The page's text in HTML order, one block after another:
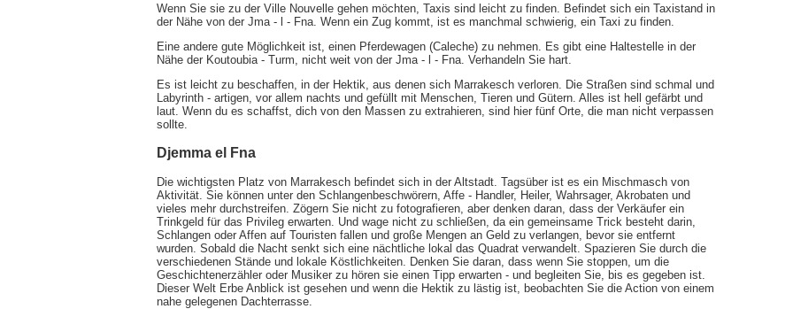
Wenn Sie sie zu der Ville Nouvelle gehen möchten, Taxis sind leicht zu finden. Befindet sich ein Taxistand in
der Nähe von der Jma - l - Fna. Wenn ein Zug kommt, ist es manchmal schwierig, ein Taxi zu finden.
Eine andere gute Möglichkeit ist, einen Pferdewagen (Caleche) zu nehmen. Es gibt eine Haltestelle in der
Nähe der Koutoubia - Turm, nicht weit von der Jma - l - Fna. Verhandeln Sie hart.
Es ist leicht zu beschaffen, in der Hektik, aus denen sich Marrakesch verloren. Die Straßen sind schmal und
Labyrinth - artigen, vor allem nachts und gefüllt mit Menschen, Tieren und Gütern. Alles ist hell gefärbt und
laut. Wenn du es schaffst, dich von den Massen zu extrahieren, sind hier fünf Orte, die man nicht verpassen
sollte.
Djemma el Fna
Die wichtigsten Platz von Marrakesch befindet sich in der Altstadt. Tagsüber ist es ein Mischmasch von
Aktivität. Sie können unter den Schlangenbeschwörern, Affe - Handler, Heiler, Wahrsager, Akrobaten und
vieles mehr durchstreifen. Zögern Sie nicht zu fotografieren, aber denken daran, dass der Verkäufer ein
Trinkgeld für das Privileg erwarten. Und wage nicht zu schließen, da ein gemeinsame Trick besteht darin,
Schlangen oder Affen auf Touristen fallen und große Mengen an Geld zu verlangen, bevor sie entfernt
wurden. Sobald die Nacht senkt sich eine nächtliche lokal das Quadrat verwandelt. Spazieren Sie durch die
verschiedenen Stände und lokale Köstlichkeiten. Denken Sie daran, dass wenn Sie stoppen, um die
Geschichtenerzähler oder Musiker zu hören sie einen Tipp erwarten - und begleiten Sie, bis es gegeben ist.
Dieser Welt Erbe Anblick ist gesehen und wenn die Hektik zu lästig ist, beobachten Sie die Action von einem
nahe gelegenen Dachterrasse.